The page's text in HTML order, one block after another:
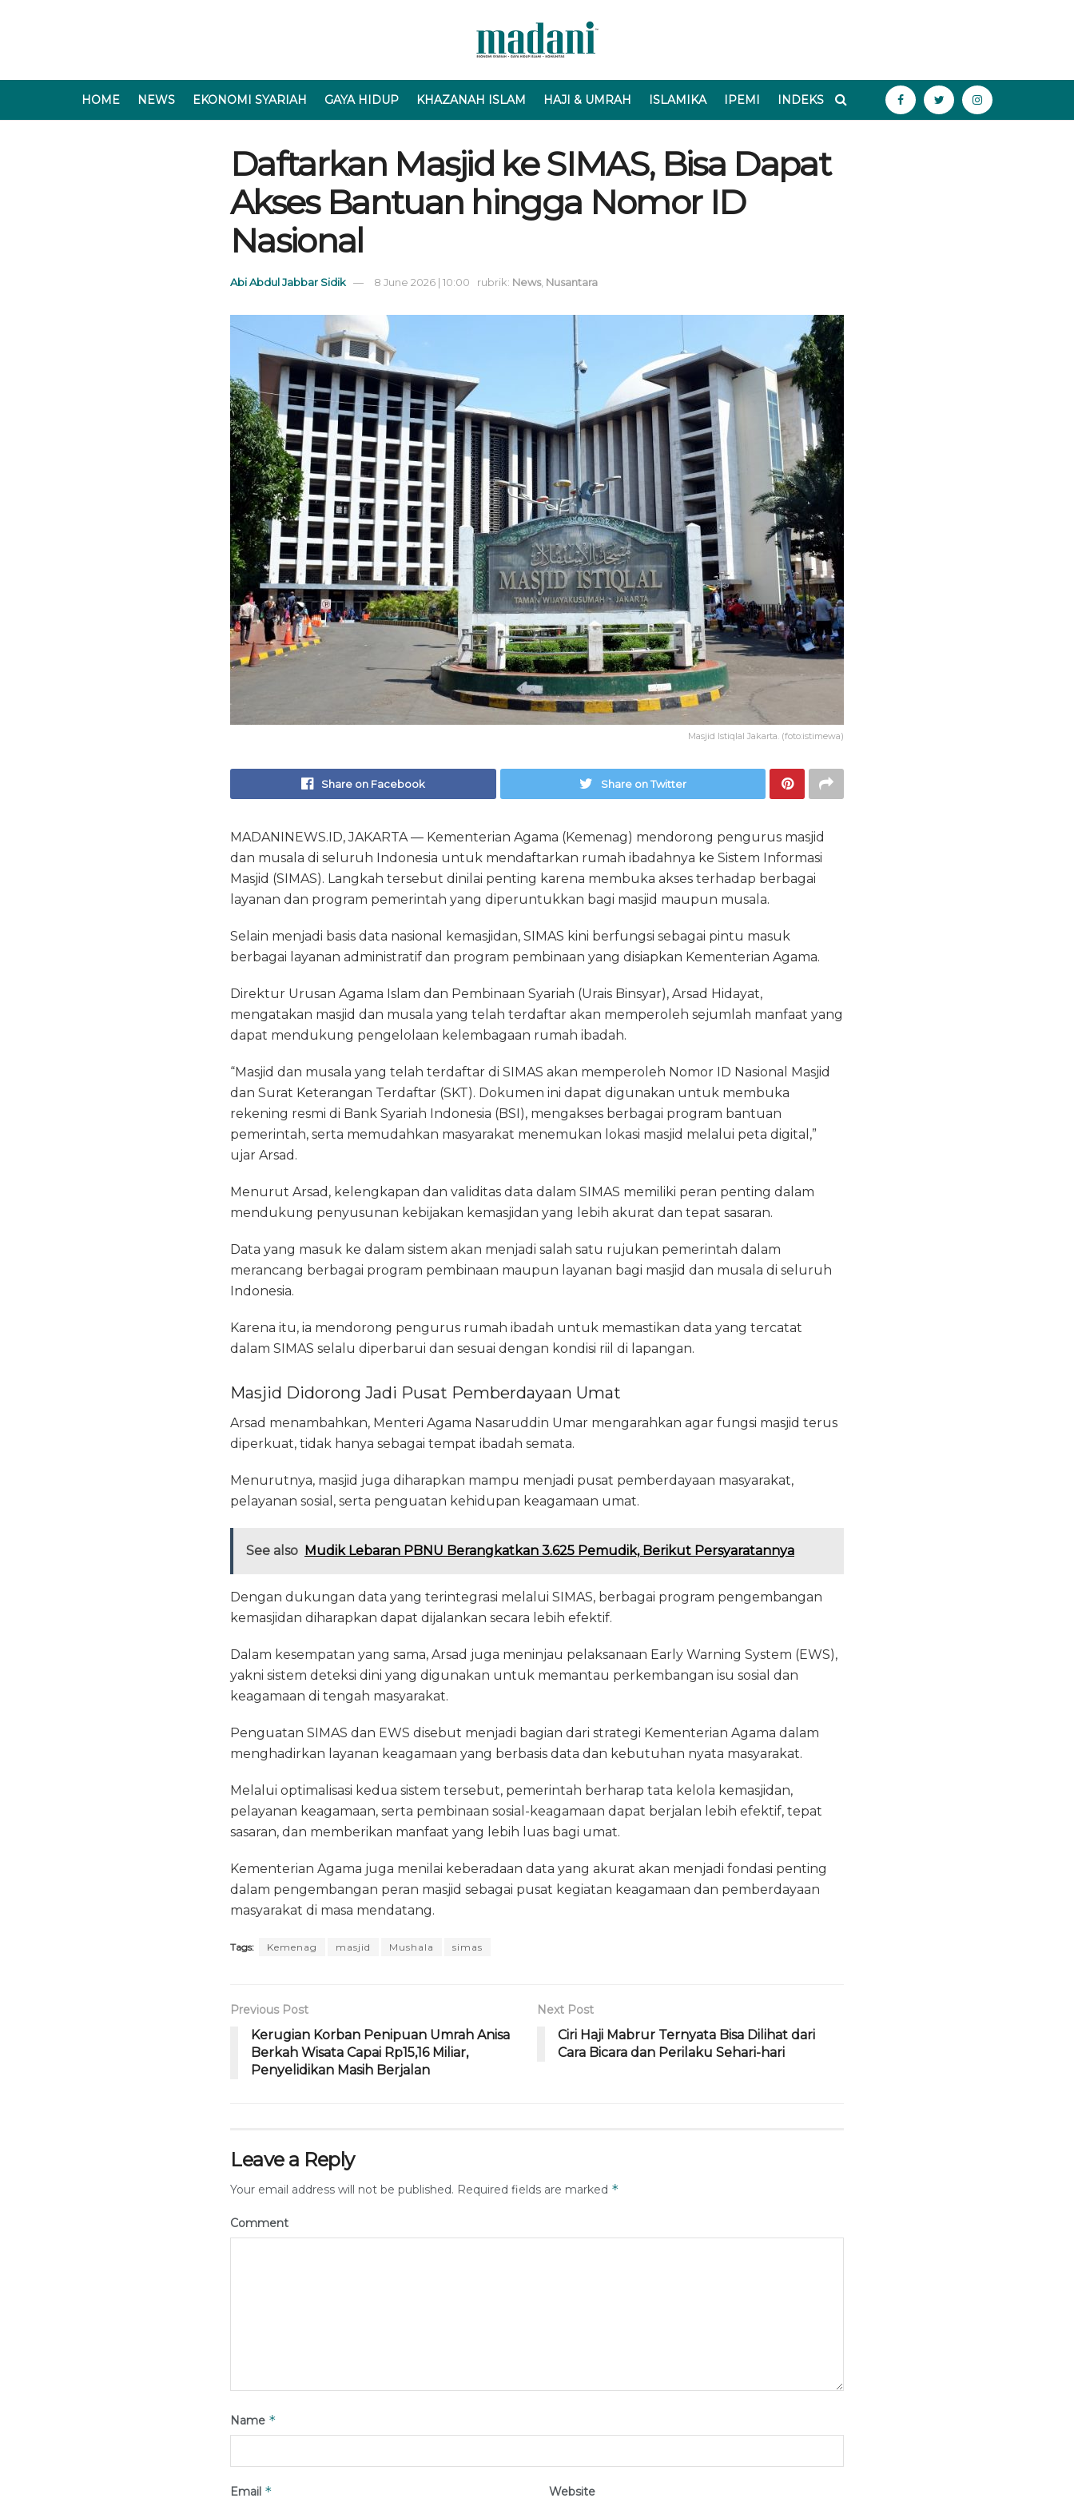
HOME NEWS EKONOMI SYARIAH GAYA HIDUP KHAZANAH ISLAM HAJI & UMRAH ISLAMIKA IPEMI INDEKS
Daftarkan Masjid ke SIMAS, Bisa Dapat
Akses Bantuan hingga Nomor ID
Nasional
Abi Abdul Jabbar Sidik 8 June 2026 | 10:00 rubrik: News, Nusantara
Masjid Istiqlal Jakarta. (foto:istimewa)
Share on Facebook Share on Twitter
MADANINEWS.ID, JAKARTA — Kementerian Agama (Kemenag) mendorong pengurus masjid
dan musala di seluruh Indonesia untuk mendaftarkan rumah ibadahnya ke Sistem Informasi
Masjid (SIMAS). Langkah tersebut dinilai penting karena membuka akses terhadap berbagai
layanan dan program pemerintah yang diperuntukkan bagi masjid maupun musala.
Selain menjadi basis data nasional kemasjidan, SIMAS kini berfungsi sebagai pintu masuk
berbagai layanan administratif dan program pembinaan yang disiapkan Kementerian Agama.
Direktur Urusan Agama Islam dan Pembinaan Syariah (Urais Binsyar), Arsad Hidayat,
mengatakan masjid dan musala yang telah terdaftar akan memperoleh sejumlah manfaat yang
dapat mendukung pengelolaan kelembagaan rumah ibadah.
“Masjid dan musala yang telah terdaftar di SIMAS akan memperoleh Nomor ID Nasional Masjid
dan Surat Keterangan Terdaftar (SKT). Dokumen ini dapat digunakan untuk membuka
rekening resmi di Bank Syariah Indonesia (BSI), mengakses berbagai program bantuan
pemerintah, serta memudahkan masyarakat menemukan lokasi masjid melalui peta digital,”
ujar Arsad.
Menurut Arsad, kelengkapan dan validitas data dalam SIMAS memiliki peran penting dalam
mendukung penyusunan kebijakan kemasjidan yang lebih akurat dan tepat sasaran.
Data yang masuk ke dalam sistem akan menjadi salah satu rujukan pemerintah dalam
merancang berbagai program pembinaan maupun layanan bagi masjid dan musala di seluruh
Indonesia.
Karena itu, ia mendorong pengurus rumah ibadah untuk memastikan data yang tercatat
dalam SIMAS selalu diperbarui dan sesuai dengan kondisi riil di lapangan.
Masjid Didorong Jadi Pusat Pemberdayaan Umat
Arsad menambahkan, Menteri Agama Nasaruddin Umar mengarahkan agar fungsi masjid terus
diperkuat, tidak hanya sebagai tempat ibadah semata.
Menurutnya, masjid juga diharapkan mampu menjadi pusat pemberdayaan masyarakat,
pelayanan sosial, serta penguatan kehidupan keagamaan umat.
See also Mudik Lebaran PBNU Berangkatkan 3.625 Pemudik, Berikut Persyaratannya
Dengan dukungan data yang terintegrasi melalui SIMAS, berbagai program pengembangan
kemasjidan diharapkan dapat dijalankan secara lebih efektif.
Dalam kesempatan yang sama, Arsad juga meninjau pelaksanaan Early Warning System (EWS),
yakni sistem deteksi dini yang digunakan untuk memantau perkembangan isu sosial dan
keagamaan di tengah masyarakat.
Penguatan SIMAS dan EWS disebut menjadi bagian dari strategi Kementerian Agama dalam
menghadirkan layanan keagamaan yang berbasis data dan kebutuhan nyata masyarakat.
Melalui optimalisasi kedua sistem tersebut, pemerintah berharap tata kelola kemasjidan,
pelayanan keagamaan, serta pembinaan sosial-keagamaan dapat berjalan lebih efektif, tepat
sasaran, dan memberikan manfaat yang lebih luas bagi umat.
Kementerian Agama juga menilai keberadaan data yang akurat akan menjadi fondasi penting
dalam pengembangan peran masjid sebagai pusat kegiatan keagamaan dan pemberdayaan
masyarakat di masa mendatang.
Tags: Kemenag masjid Mushala simas
Previous Post
Kerugian Korban Penipuan Umrah Anisa
Berkah Wisata Capai Rp15,16 Miliar,
Penyelidikan Masih Berjalan
Next Post
Ciri Haji Mabrur Ternyata Bisa Dilihat dari
Cara Bicara dan Perilaku Sehari-hari
Leave a Reply
Your email address will not be published. Required fields are marked *
Comment
Name *
Email * Website